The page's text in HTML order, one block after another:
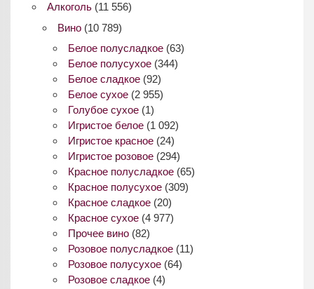
Алкоголь(11 556)
Вино(10 789)
Белое полусладкое (63)
Белое полусухое (344)
Белое сладкое (92)
Белое сухое (2 955)
Голубое сухое (1)
Игристое белое (1 092)
Игристое красное (24)
Игристое розовое (294)
Красное полусладкое (65)
Красное полусухое (309)
Красное сладкое (20)
Красное сухое (4 977)
Прочее вино (82)
Розовое полусладкое (11)
Розовое полусухое (64)
Розовое сладкое (4)